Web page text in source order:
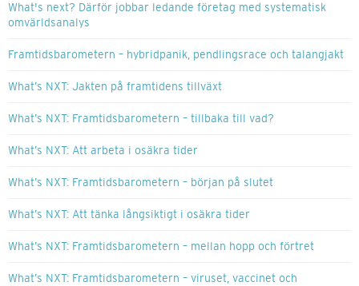
What's next? Därför jobbar ledande företag med systematisk
omvärldsanalys
Framtidsbarometern – hybridpanik, pendlingsrace och talangjakt
What’s NXT: Jakten på framtidens tillväxt
What’s NXT: Framtidsbarometern – tillbaka till vad?
What’s NXT: Att arbeta i osäkra tider
What’s NXT: Framtidsbarometern – början på slutet
What’s NXT: Att tänka långsiktigt i osäkra tider
What’s NXT: Framtidsbarometern – mellan hopp och förtret
What’s NXT: Framtidsbarometern – viruset, vaccinet och